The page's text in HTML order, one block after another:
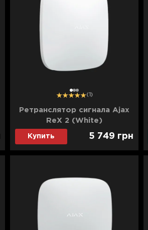
12 3 (1)
Ретранслятор сигнала Ajax
ReX 2 (White)
Купить 5 749 грн